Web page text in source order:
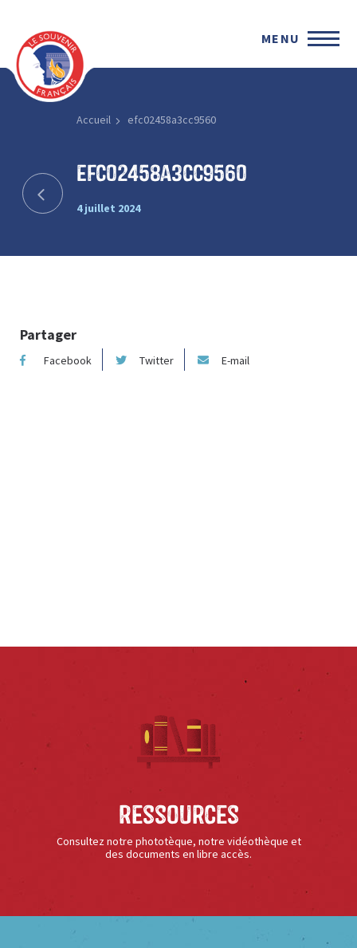
MENU
Accueil efc02458a3cc9560
efc02458a3cc9560
4 juillet 2024
Partager
Facebook Twitter E-mail
Ressources
Consultez notre phototèque, notre vidéothèque et
des documents en libre accès.